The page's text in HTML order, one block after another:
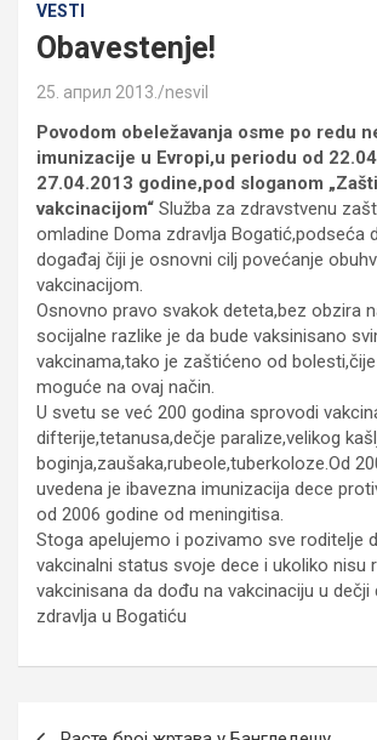
VESTI
Obavestenje!
25. април 2013. nesvil
Povodom obeležavanja osme po redu
imunizacije u Evropi,u periodu od
27.04.2013 godine,pod sloganom
vakcinacijom“ Služba za zdravstvenu
omladine Doma zdravlja Bogatić,podseća
događaj čiji je osnovni cilj povećanje
vakcinacijom.
Osnovno pravo svakok deteta,bez obzira
socijalne razlike je da bude vaksinisano
vakcinama,tako je zaštićeno od
moguće na ovaj način.
U svetu se već 200 godina sprovodi
difterije,tetanusa,dečje paralize,velikog
boginja,zaušaka,rubeole,tuberkoloze.Od
uvedena je ibavezna imunizacija dece
od 2006 godine od meningitisa.
Stoga apelujemo i pozivamo sve roditelje
vakcinalni status svoje dece i ukoliko nisu
vakcinisana da dođu na vakcinaciju u dečji
zdravlja u Bogatiću